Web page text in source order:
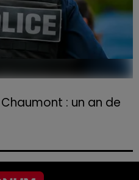
: un an de
son véhicule.